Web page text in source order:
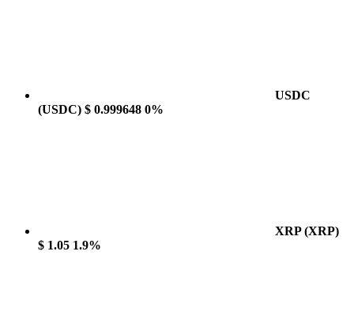
USDC
(USDC) $ 0.999648 0%
XRP(XRP)
$ 1.05 1.9%